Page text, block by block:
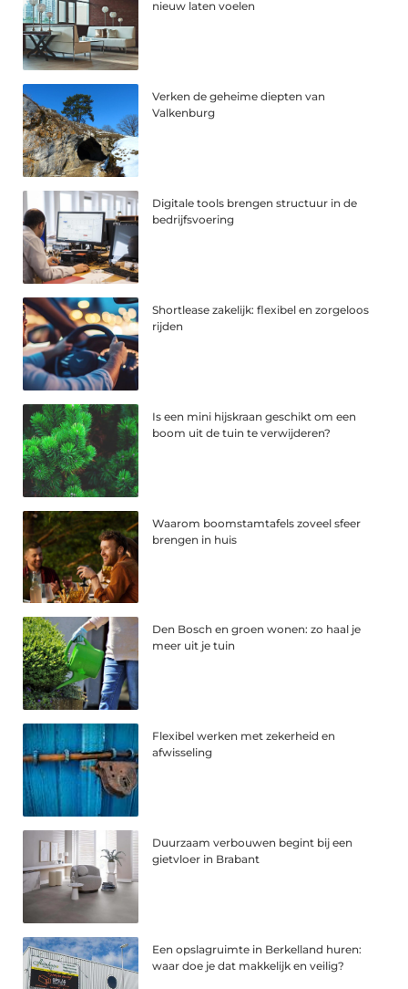
nieuw laten voelen
Verken de geheime diepten van
Valkenburg
Digitale tools brengen structuur in de
bedrijfsvoering
Shortlease zakelijk: flexibel en zorgeloos
rijden
Is een mini hijskraan geschikt om een
boom uit de tuin te verwijderen?
Waarom boomstamtafels zoveel sfeer
brengen in huis
Den Bosch en groen wonen: zo haal je
meer uit je tuin
Flexibel werken met zekerheid en
afwisseling
Duurzaam verbouwen begint bij een
gietvloer in Brabant
Een opslagruimte in Berkelland huren:
waar doe je dat makkelijk en veilig?